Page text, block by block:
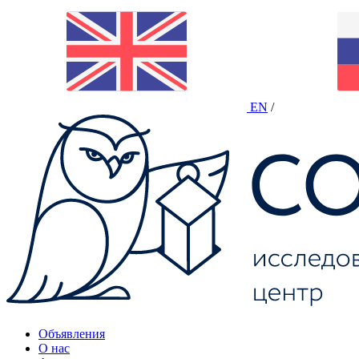
EN /
Объявления
О нас